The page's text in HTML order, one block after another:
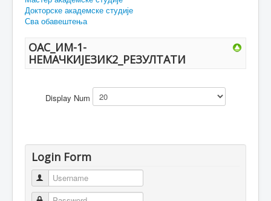
Докторске академске студије
Сва обавештења
ОАС_ИМ-1-
НЕМАЧКИЈЕЗИК2_РЕЗУЛТАТИ
Display Num
Login Form
Username